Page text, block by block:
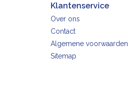
Klantenservice
Over ons
Contact
Algemene voorwaarden
Sitemap